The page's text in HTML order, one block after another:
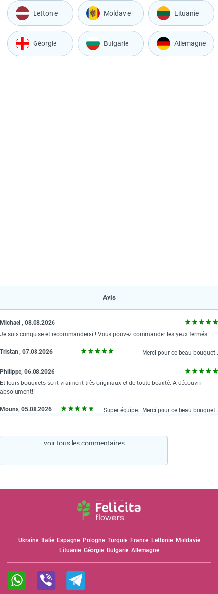
Lettonie Moldavie Lituanie
Géorgie Bulgarie Allemagne
Avis
Michael , 08.08.2026
Je suis conquise et recommanderai ! Vous pouvez commander les yeux fermés
Tristan , 07.08.2026 Merci pour ce beau bouquet..
Рhilippe, 06.08.2026
Et leurs bouquets sont vraiment très originaux et de toute beauté. A découvrir
absolument!!
Mouna, 05.08.2026 Super équipe.. Merci pour ce beau bouquet..
voir tous les commentaires
Ukraine Italie Espagne Pologne Turquie France Lettonie Moldavie
Lituanie Géorgie Bulgarie Allemagne